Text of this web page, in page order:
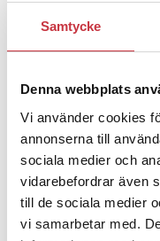
Samtycke
Denna webbplats
Vi använder cookies
annonserna till
sociala medier och
vidarebefordrar även
till de sociala medier
vi samarbetar med.
myndighetens
förhållningssätt
påpekar också att
vapenlampa på
från
endast en dags
Mitts önskan om att
kategori 1 ska
projektet så här:
involveras i ett